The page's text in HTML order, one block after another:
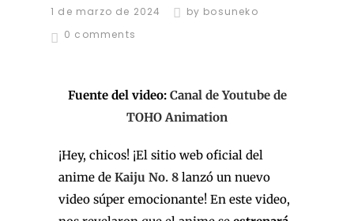
1 de marzo de 2024 by bosuneko
0 comments
Fuente del video: Canal de Youtube de
TOHO Animation
¡Hey, chicos! ¡El sitio web oficial del
anime de Kaiju No. 8 lanzó un nuevo
video súper emocionante! En este video,